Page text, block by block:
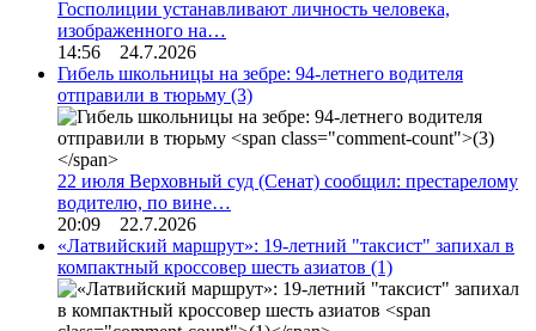
Госполиции устанавливают личность человека,
изображенного на…
14:56 24.7.2026
Гибель школьницы на зебре: 94-летнего водителя
отправили в тюрьму (3)
22 июля Верховный суд (Сенат) сообщил: престарелому
водителю, по вине…
20:09 22.7.2026
«Латвийский маршрут»: 19-летний "таксист" запихал в
компактный кроссовер шесть азиатов (1)